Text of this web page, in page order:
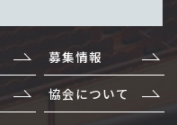
募集情報
協会について